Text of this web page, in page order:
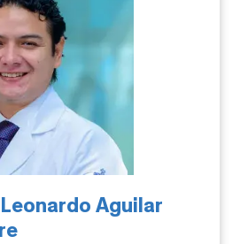
Aguilar